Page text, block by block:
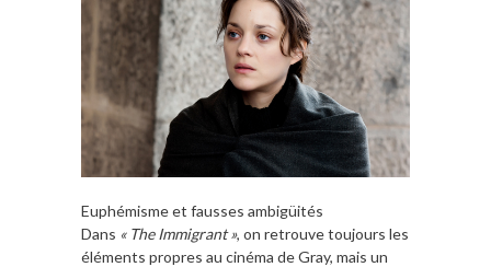
Euphémisme et fausses ambigüités
Dans « The Immigrant », on retrouve toujours les
éléments propres au cinéma de Gray, mais un